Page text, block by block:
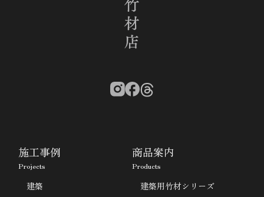
施工事例
Projects
建築
商品案内
Products
建築用竹材シリーズ